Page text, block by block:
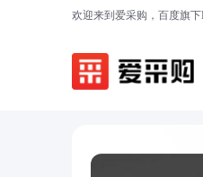
欢迎来到爱采购，百度旗下